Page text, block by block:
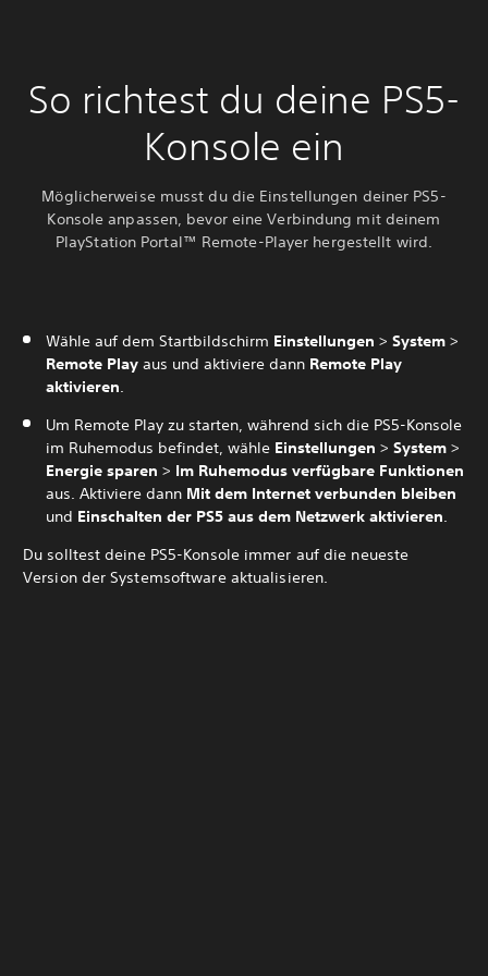
So richtest du deine PS5-
Konsole ein
Möglicherweise musst du die Einstellungen deiner PS5-
Konsole anpassen, bevor eine Verbindung mit deinem
PlayStation Portal™ Remote-Player hergestellt wird.
Wähle auf dem Startbildschirm Einstellungen > System >
Remote Play aus und aktiviere dann Remote Play
aktivieren.
Um Remote Play zu starten, während sich die PS5-Konsole
im Ruhemodus befindet, wähle Einstellungen > System >
Energie sparen > Im Ruhemodus verfügbare Funktionen
aus. Aktiviere dann Mit dem Internet verbunden bleiben
und Einschalten der PS5 aus dem Netzwerk aktivieren.
Du solltest deine PS5-Konsole immer auf die neueste
Version der Systemsoftware aktualisieren.